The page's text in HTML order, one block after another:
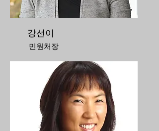
강선이
민원처장